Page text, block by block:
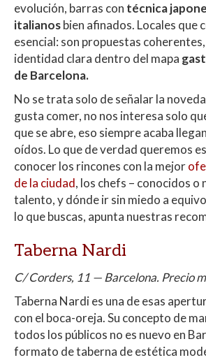
evolución, barras con técnica
italianosbien afinados. Locales que
esencial: son propuestas
identidad clara dentro del mapa
de Barcelona.
No se trata solo de señalar la
gusta comer, no nos interesa solo
que se abre, eso siempre acaba
oídos. Lo que de verdad queremos
conocer los rincones con la mejor
de la ciudad, los chefs – conocidos o
talento, y dónde ir sin miedo a
lo que buscas, apunta nuestras
Taberna Nardi
C/ Corders, 11 — Barcelona. Precio
Taberna Nardi es una de esas
con el boca-oreja. Su concepto de
todos los públicos no es nuevo en
formato de taberna de estética